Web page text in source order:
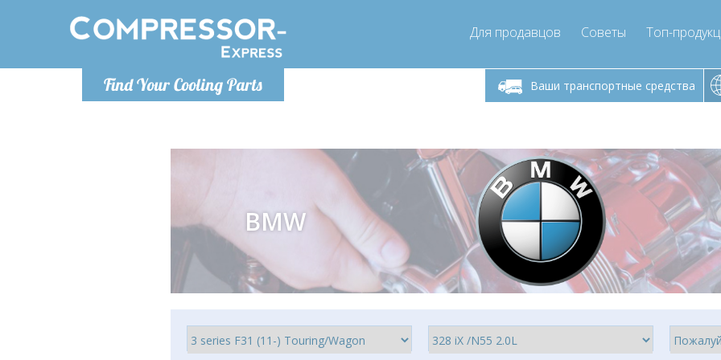
Find Your Cooling Parts
Для продавцов Советы Топ-
Ваши транспортные средства
Понедельник-пятница 9:00Понедельник-пятница 9:00
- 17
info@compressor-express.ru
BMW